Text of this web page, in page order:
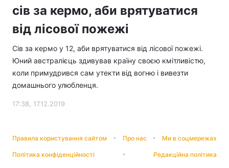
сів за кермо, аби врятуватися
від лісової пожежі
Сів за кермо у 12, аби врятуватися від лісової пожежі.
Юний австралієць здивував країну своєю кмітливістю,
коли примудрився сам утекти від вогню і вивезти
домашнього улюбленця.
17:38, 17.12.2019
Правила користування сайтом Про нас Ми в соцмережах
Політика конфіденційності Редакційна політика